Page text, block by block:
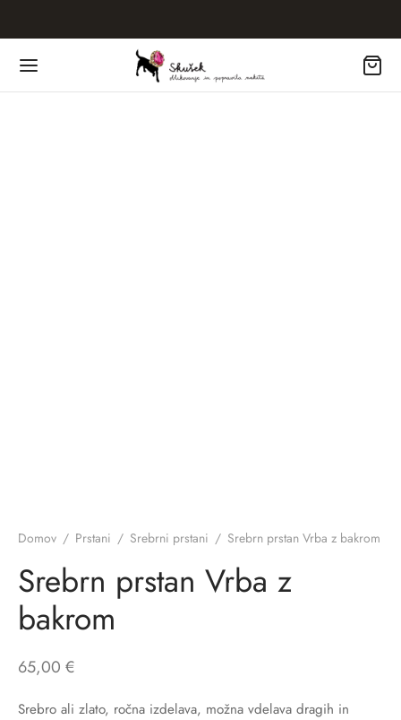
Domov / Prstani / Srebrni prstani / Srebrn prstan Vrba z bakrom
Srebrn prstan Vrba z
bakrom
65,00 €
Srebro ali zlato, ročna izdelava, možna vdelava dragih in